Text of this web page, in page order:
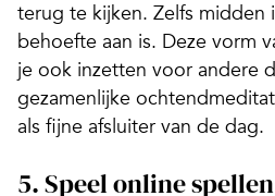
terug te kijken. Zelfs midden
behoefte aan is. Deze vorm
je ook inzetten voor andere
gezamenlijke
als fijne afsluiter van de dag.
5. Speel online spellen